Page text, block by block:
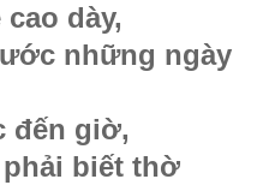
dày,
những ngày
đến giờ,
biết thờ